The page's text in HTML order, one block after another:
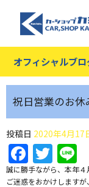
オフィシャルブロ
祝日営業のお休
投稿日 2020年4月17
誠に勝手ながら、本年４
ご迷惑をおかけしますが